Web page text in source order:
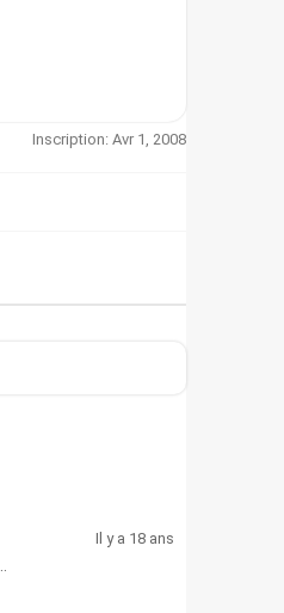
Inscription: Avr 1, 2008
Il y a 18 ans